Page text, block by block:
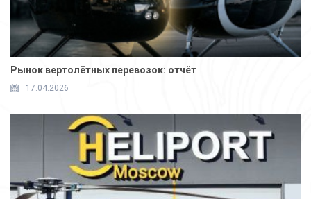
Рынок вертолётных перевозок: отчёт
17.04.2026